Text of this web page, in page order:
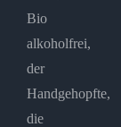
Bio
alkoholfrei,
der
Handgehopfte,
die